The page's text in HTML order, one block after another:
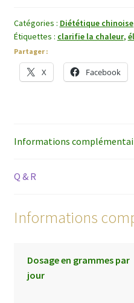
Catégories : Diététique chinoise
Étiquettes : clarifie la chaleur,
Partager :
X Facebook
Informations
Q & R
Informations
Dosage en grammes par
jour